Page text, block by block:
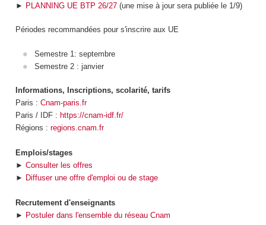
► PLANNING UE BTP 26/27(une mise à jour sera publiée le 1/9)
Périodes recommandées pour s'inscrire aux UE
Semestre 1: septembre
Semestre 2 : janvier
Informations, Inscriptions, scolarité, tarifs
Paris : Cnam-paris.fr
Paris / IDF : https://cnam-idf.fr/
Régions : regions.cnam.fr
Emplois/stages
► Consulter les offres
► Diffuser une offre d'emploi ou de stage
Recrutement d'enseignants
► Postuler dans l'ensemble du réseau Cnam